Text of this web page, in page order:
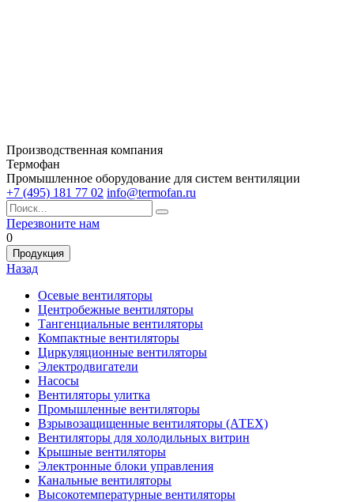
Производственная компания
Термофан
Промышленное оборудование для систем вентиляции
+7 (495) 181 77 02 info@termofan.ru
Перезвоните нам
0
Продукция
Назад
Осевые вентиляторы
Центробежные вентиляторы
Тангенциальные вентиляторы
Компактные вентиляторы
Циркуляционные вентиляторы
Электродвигатели
Насосы
Вентиляторы улитка
Промышленные вентиляторы
Взрывозащищенные вентиляторы (АТЕХ)
Вентиляторы для холодильных витрин
Крышные вентиляторы
Электронные блоки управления
Канальные вентиляторы
Высокотемпературные вентиляторы